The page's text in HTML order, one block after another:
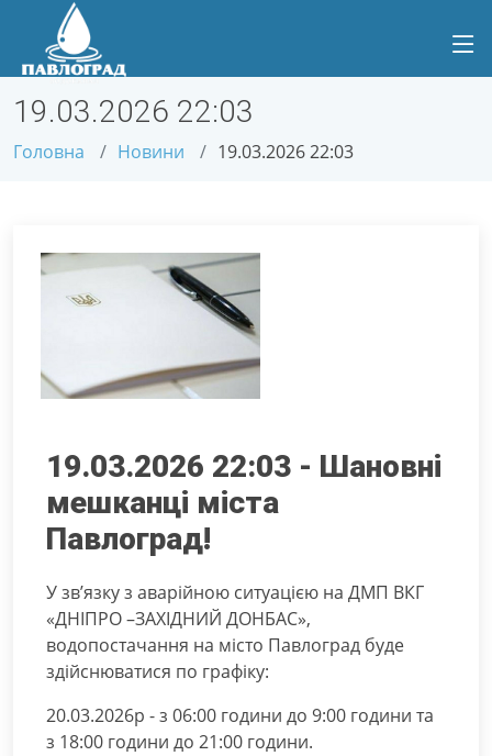
19.03.2026 22:03
Головна Новини 19.03.2026 22:03
19.03.2026 22:03 - Шановні
мешканці міста
Павлоград!
У зв’язку з аварійною ситуацією на ДМП ВКГ
«ДНІПРО –ЗАХІДНИЙ ДОНБАС»,
водопостачання на місто Павлоград буде
здійснюватися по графіку:
20.03.2026р - з 06:00 години до 9:00 години та
з 18:00 години до 21:00 години.